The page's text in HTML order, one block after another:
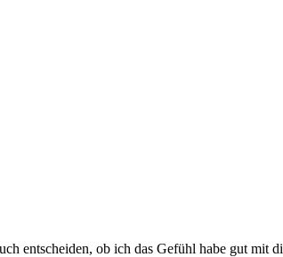
entscheiden, ob ich das Gefühl habe gut mit